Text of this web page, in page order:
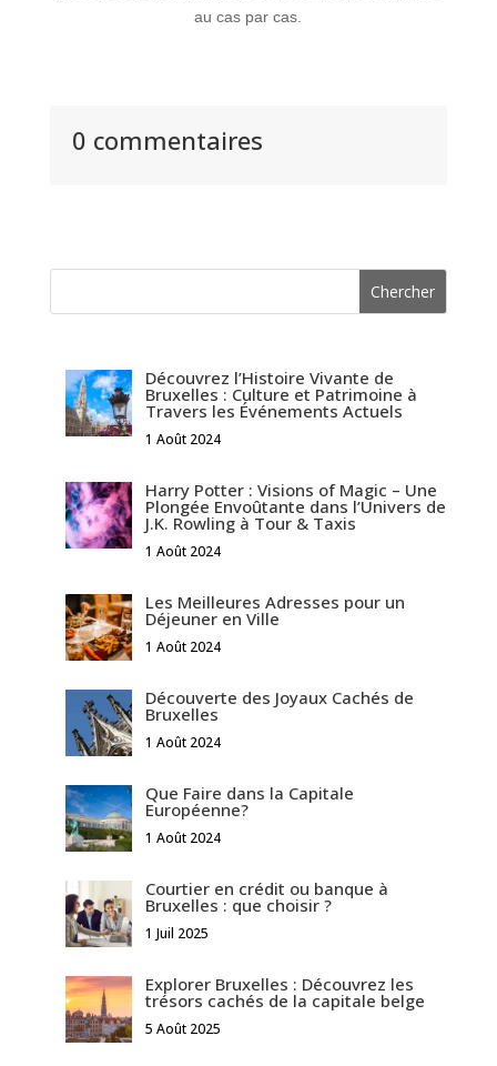
au cas par cas.
0 commentaires
Découvrez l’Histoire Vivante de
Bruxelles : Culture et Patrimoine à
Travers les Événements Actuels
1 Août 2024
Harry Potter : Visions of Magic – Une
Plongée Envoûtante dans l’Univers de
J.K. Rowling à Tour & Taxis
1 Août 2024
Les Meilleures Adresses pour un
Déjeuner en Ville
1 Août 2024
Découverte des Joyaux Cachés de
Bruxelles
1 Août 2024
Que Faire dans la Capitale
Européenne?
1 Août 2024
Courtier en crédit ou banque à
Bruxelles : que choisir ?
1 Juil 2025
Explorer Bruxelles : Découvrez les
trésors cachés de la capitale belge
5 Août 2025